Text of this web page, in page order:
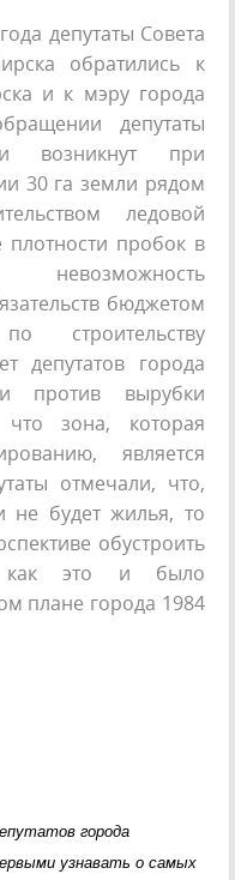
депутаты Совета
обратились к
и к мэру города
депутаты
возникнут при
30 га земли рядом
ледовой
пробок в
невозможность
бюджетом
строительству
депутатов города
против вырубки
зона, которая
является
отмечали, что,
не будет жилья, то
обустроить
как это и было
плане города 1984
города
узнавать о самых